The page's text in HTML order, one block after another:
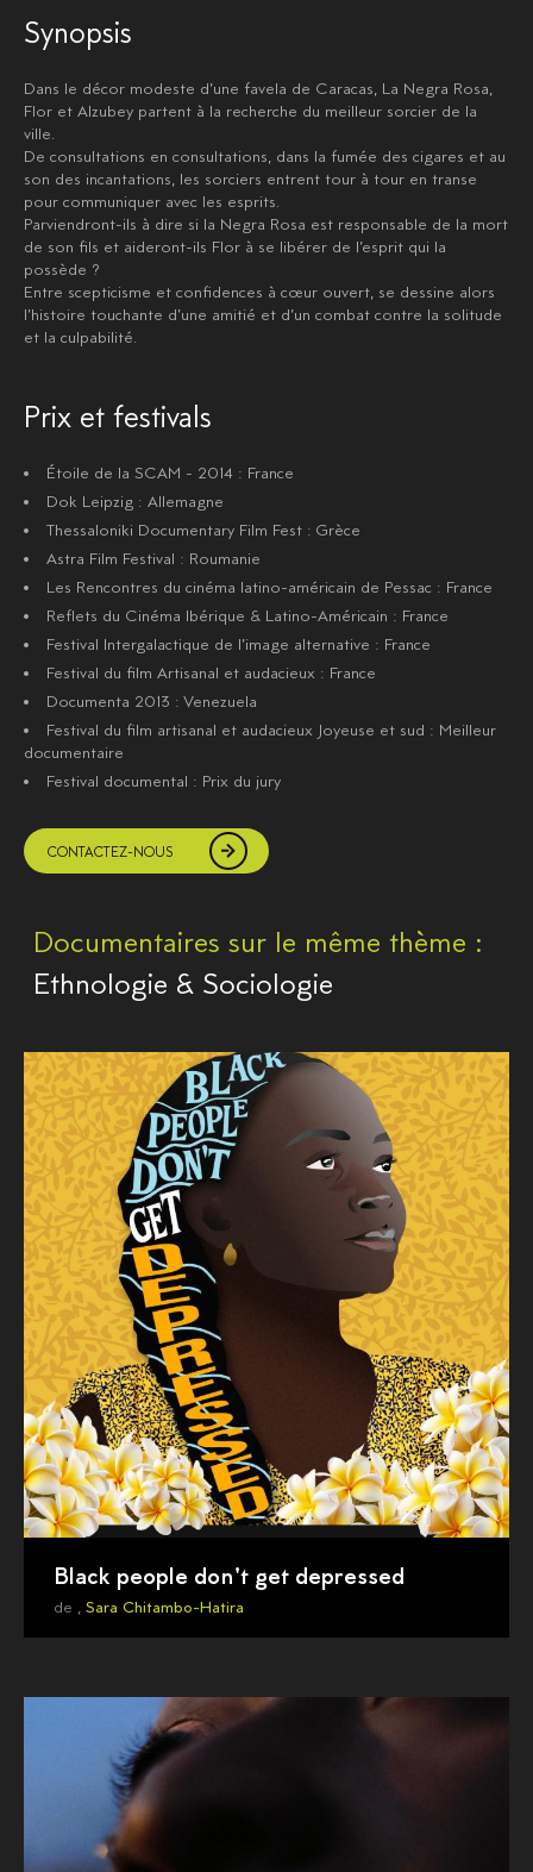
Synopsis
Dans le décor modeste d’une favela de Caracas, La Negra Rosa,
Flor et Alzubey partent à la recherche du meilleur sorcier de la
ville.
De consultations en consultations, dans la fumée des cigares et au
son des incantations, les sorciers entrent tour à tour en transe
pour communiquer avec les esprits.
Parviendront-ils à dire si la Negra Rosa est responsable de la mort
de son fils et aideront-ils Flor à se libérer de l’esprit qui la
possède ?
Entre scepticisme et confidences à cœur ouvert, se dessine alors
l’histoire touchante d’une amitié et d’un combat contre la solitude
et la culpabilité.
Prix et festivals
Étoile de la SCAM - 2014 : France
Dok Leipzig : Allemagne
Thessaloniki Documentary Film Fest : Grèce
Astra Film Festival : Roumanie
Les Rencontres du cinéma latino-américain de Pessac : France
Reflets du Cinéma Ibérique & Latino-Américain : France
Festival Intergalactique de l’image alternative : France
Festival du film Artisanal et audacieux : France
Documenta 2013 : Venezuela
Festival du film artisanal et audacieux Joyeuse et sud : Meilleur
documentaire
Festival documental : Prix du jury
CONTACTEZ-NOUS
Documentaires sur le même thème :
Ethnologie & Sociologie
Black people don't get depressed
de , Sara Chitambo-Hatira